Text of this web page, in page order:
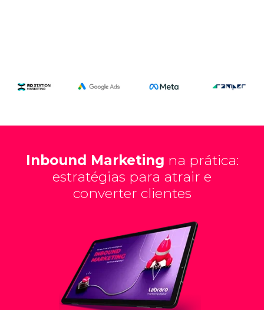
Inbound Marketing na prática:
estratégias para atrair e
converter clientes